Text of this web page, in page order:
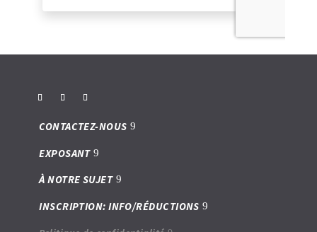
CONTACTEZ-NOUS
EXPOSANT
À NOTRE SUJET
INSCRIPTION: INFO/RÉDUCTIONS